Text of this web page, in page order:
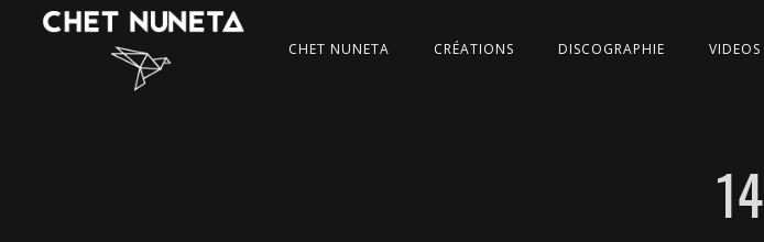
CHET NUNETA CRÉATIONS DISCOGRAPHIE VIDEOS
14